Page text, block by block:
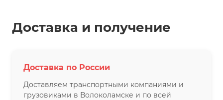
Доставка и получение
Доставка по России
Доставляем транспортными компаниями и
грузовиками в Волоколамске и по всей